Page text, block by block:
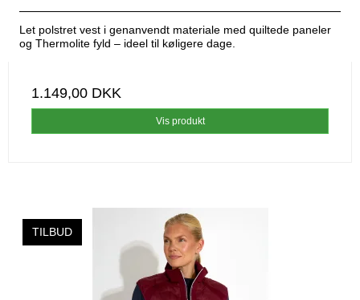
Let polstret vest i genanvendt materiale med quiltede paneler
og Thermolite fyld – ideel til køligere dage.
1.149,00 DKK
Vis produkt
TILBUD